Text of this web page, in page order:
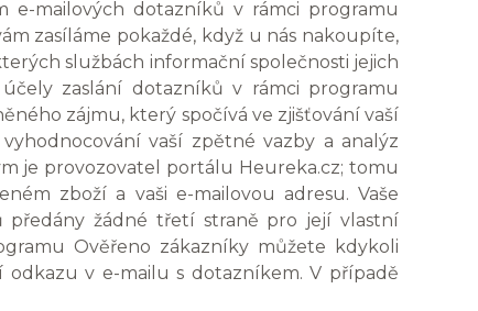
e-mailových dotazníků v rámci programu
zasíláme pokaždé, když u nás nakoupíte,
službách informační společnosti jejich
zaslání dotazníků v rámci programu
zájmu, který spočívá ve zjišťování vaší
vaší zpětné vazby a analýz
je provozovatel portálu Heureka.cz; tomu
zboží a vaši e-mailovou adresu. Vaše
předány žádné třetí straně pro její vlastní
Ověřeno zákazníky můžete kdykoli
v e-mailu s dotazníkem. V případě